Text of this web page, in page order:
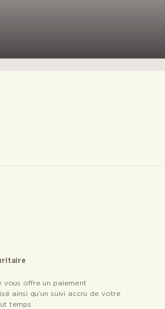
vous offre un paiement
ainsi qu’un suivi accru de votre
temps